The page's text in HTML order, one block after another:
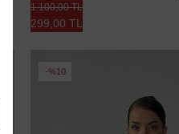
299,00 TL
1.100,00 TL
%10